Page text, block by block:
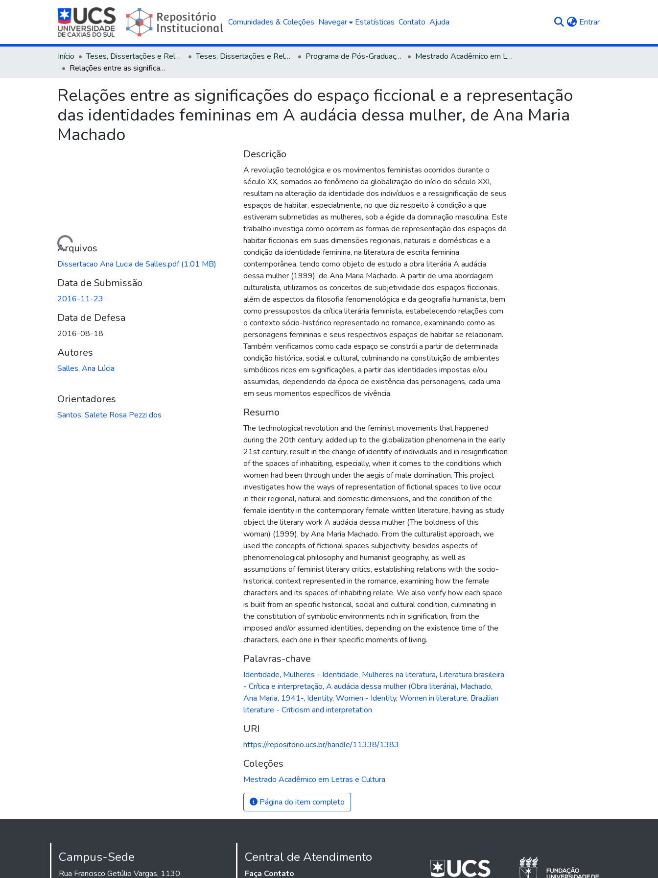
Comunidades & Coleções Navegar Estatísticas Contato Ajuda Entrar(current)
Início Teses, Dissertações e Relatórios Teses, Dissertações e Relatórios defendidos na UCS Programa de Pós-Graduação em Letras
Mestrado Acadêmico em Letras e Cultura
Relações entre as significações do espaço ficcional e a representação das identidades femininas em A audácia dessa mulher, de Ana Maria Machado
Relações entre as significações do espaço ficcional e a representação
das identidades femininas em A audácia dessa mulher, de Ana Maria
Machado
Carregando...
Arquivos
Dissertacao Ana Lucia de Salles.pdf(1.01 MB)
Data de Submissão
2016-11-23
Data de Defesa
2016-08-18
Autores
Salles, Ana Lúcia
Orientadores
Santos, Salete Rosa Pezzi dos
Descrição
A revolução tecnológica e os movimentos feministas ocorridos durante o
século XX, somados ao fenômeno da globalização do início do século XXI,
resultam na alteração da identidade dos indivíduos e a ressignificação de seus
espaços de habitar, especialmente, no que diz respeito à condição a que
estiveram submetidas as mulheres, sob a égide da dominação masculina. Este
trabalho investiga como ocorrem as formas de representação dos espaços de
habitar ficcionais em suas dimensões regionais, naturais e domésticas e a
condição da identidade feminina, na literatura de escrita feminina
contemporânea, tendo como objeto de estudo a obra literária A audácia
dessa mulher (1999), de Ana Maria Machado. A partir de uma abordagem
culturalista, utilizamos os conceitos de subjetividade dos espaços ficcionais,
além de aspectos da filosofia fenomenológica e da geografia humanista, bem
como pressupostos da crítica literária feminista, estabelecendo relações com
o contexto sócio-histórico representado no romance, examinando como as
personagens femininas e seus respectivos espaços de habitar se relacionam.
Também verificamos como cada espaço se constrói a partir de determinada
condição histórica, social e cultural, culminando na constituição de ambientes
simbólicos ricos em significações, a partir das identidades impostas e/ou
assumidas, dependendo da época de existência das personagens, cada uma
em seus momentos específicos de vivência.
Resumo
The technological revolution and the feminist movements that happened
during the 20th century, added up to the globalization phenomena in the early
21st century, result in the change of identity of individuals and in resignification
of the spaces of inhabiting, especially, when it comes to the conditions which
women had been through under the aegis of male domination. This project
investigates how the ways of representation of fictional spaces to live occur
in their regional, natural and domestic dimensions, and the condition of the
female identity in the contemporary female written literature, having as study
object the literary work A audácia dessa mulher (The boldness of this
woman) (1999), by Ana Maria Machado. From the culturalist approach, we
used the concepts of fictional spaces subjectivity, besides aspects of
phenomenological philosophy and humanist geography, as well as
assumptions of feminist literary critics, establishing relations with the socio-
historical context represented in the romance, examining how the female
characters and its spaces of inhabiting relate. We also verify how each space
is built from an specific historical, social and cultural condition, culminating in
the constitution of symbolic environments rich in signification, from the
imposed and/or assumed identities, depending on the existence time of the
characters, each one in their specific moments of living.
Palavras-chave
Identidade, Mulheres - Identidade, Mulheres na literatura, Literatura brasileira
- Crítica e interpretação, A audácia dessa mulher (Obra literária), Machado,
Ana Maria, 1941-, Identity, Women - Identity, Women in literature, Brazilian
literature - Criticism and interpretation
URI
https://repositorio.ucs.br/handle/11338/1383
Coleções
Mestrado Acadêmico em Letras e Cultura
Página do item completo
Campus-Sede
Rua Francisco Getúlio Vargas, 1130
Central de Atendimento
Faça Contato